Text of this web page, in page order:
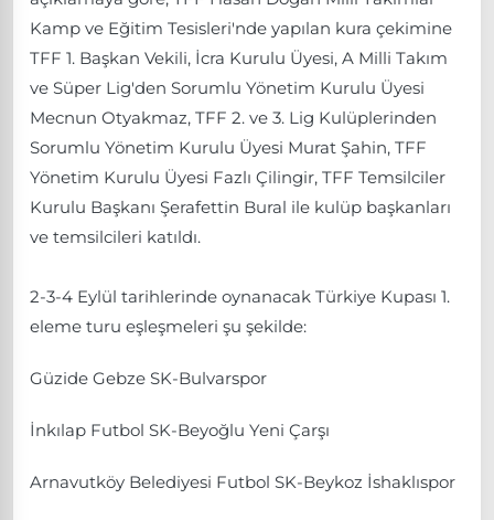
Kamp ve Eğitim Tesisleri'nde yapılan kura çekimine
TFF 1. Başkan Vekili, İcra Kurulu Üyesi, A Milli Takım
ve Süper Lig'den Sorumlu Yönetim Kurulu Üyesi
Mecnun Otyakmaz, TFF 2. ve 3. Lig Kulüplerinden
Sorumlu Yönetim Kurulu Üyesi Murat Şahin, TFF
Yönetim Kurulu Üyesi Fazlı Çilingir, TFF Temsilciler
Kurulu Başkanı Şerafettin Bural ile kulüp başkanları
ve temsilcileri katıldı.
2-3-4 Eylül tarihlerinde oynanacak Türkiye Kupası 1.
eleme turu eşleşmeleri şu şekilde:
Güzide Gebze SK-Bulvarspor
İnkılap Futbol SK-Beyoğlu Yeni Çarşı
Arnavutköy Belediyesi Futbol SK-Beykoz İshaklıspor